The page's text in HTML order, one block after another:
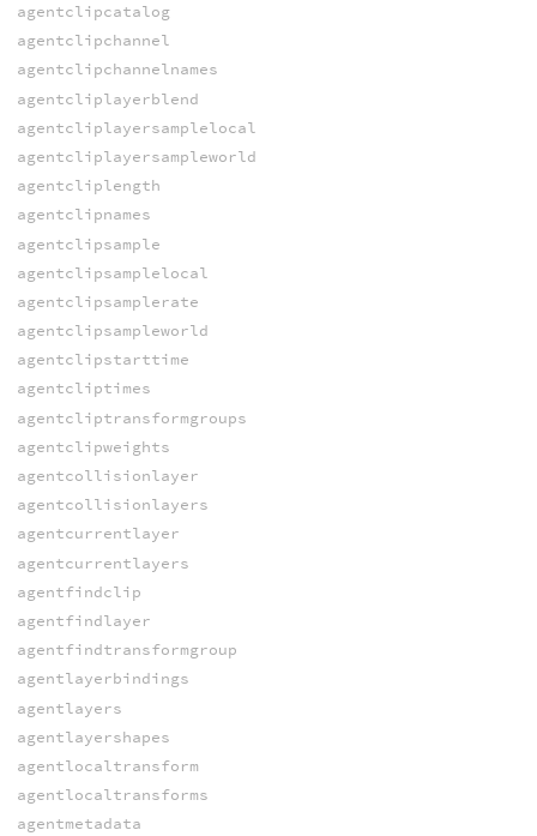
agentclipcatalog
agentclipchannel
agentclipchannelnames
agentcliplayerblend
agentcliplayersamplelocal
agentcliplayersampleworld
agentcliplength
agentclipnames
agentclipsample
agentclipsamplelocal
agentclipsamplerate
agentclipsampleworld
agentclipstarttime
agentcliptimes
agentcliptransformgroups
agentclipweights
agentcollisionlayer
agentcollisionlayers
agentcurrentlayer
agentcurrentlayers
agentfindclip
agentfindlayer
agentfindtransformgroup
agentlayerbindings
agentlayers
agentlayershapes
agentlocaltransform
agentlocaltransforms
agentmetadata